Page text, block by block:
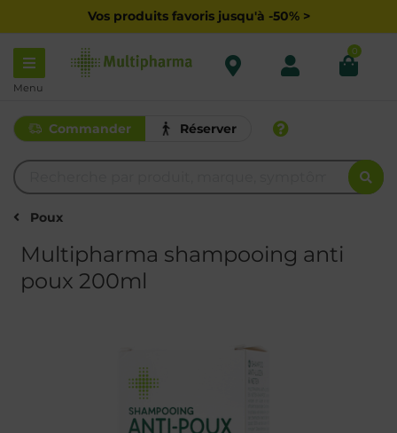
Vos produits favoris jusqu'à -50% >
Menu
0
Commander Réserver
Poux
Multipharma shampooing anti
poux 200ml